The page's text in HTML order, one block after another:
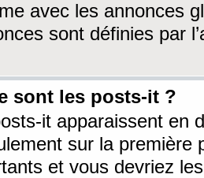
avec les annonces
sont définies par
sont les posts-it ?
it apparaissent en
sur la première
et vous devriez